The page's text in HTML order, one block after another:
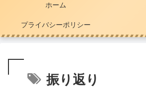
ホーム
プライバシーポリシー
振り返り